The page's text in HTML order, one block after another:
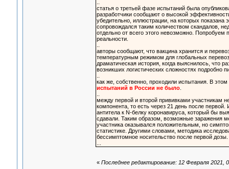
статья о третьей фазе испытаний была
разработчики сообщают о высокой
убедительно, иллюстрации, на которых
сопровождался таким количеством скандалов,
отдельно от всего этого невозможно.
реальности.
авторы сообщают, что вакцина хранится и
температурным режимом для глобальных
драматическая история, когда выяснилось, что
возникших логистических сложностях подробно
как же, собственно, проходили испытания. В
испытаний в России не было.
между первой и второй прививками участникам
компонента, то есть через 21 день после
антитела к N-белку коронавируса, который бы
сдавали. Таким образом, возможные заражения
участника оказывался положительным, но
статистике. Другими словами, методика
бессимптомное носительство после первой дозы.
« Последнее редактирование: 12 Февраля 2021,